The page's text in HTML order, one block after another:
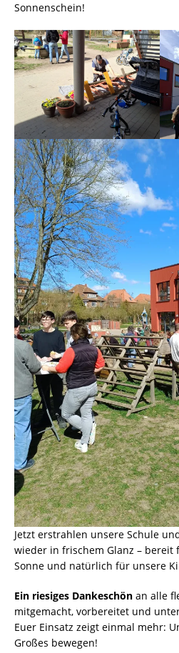
Sonnenschein!
Jetzt erstrahlen unsere Schule
wieder in frischem Glanz – bereit
Sonne und natürlich für unsere
Ein riesiges Dankeschön an alle
mitgemacht, vorbereitet und
Euer Einsatz zeigt einmal mehr:
Großes bewegen!